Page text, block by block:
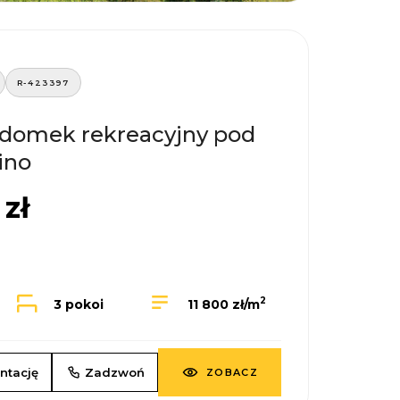
R-423397
rekreacyjny pod
3 pokoi 11 800 zł/m2
Zadzwoń ZOBACZ